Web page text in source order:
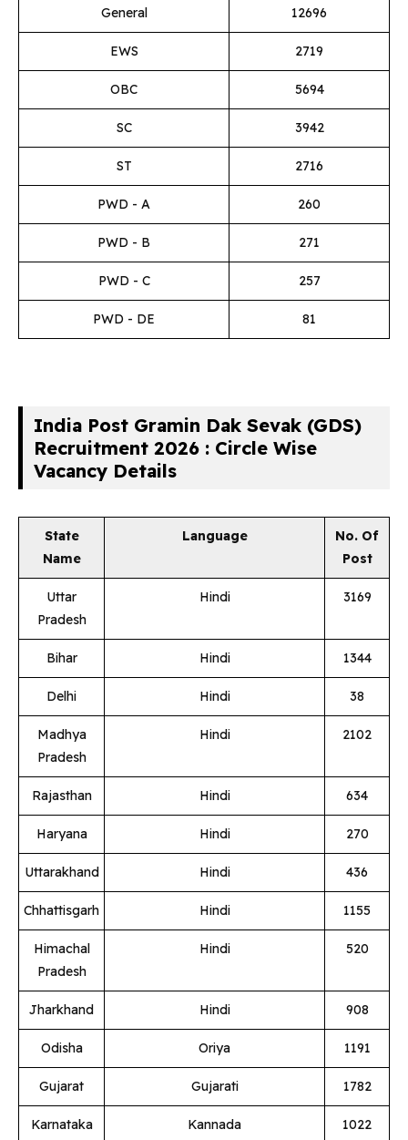
General 12696
EWS 2719
OBC 5694
SC 3942
ST 2716
PWD - A 260
PWD - B 271
PWD - C 257
PWD - DE 81
India Post Gramin Dak Sevak (GDS)
Recruitment 2026 : Circle Wise
Vacancy Details
State
Name
Language
No. Of
Post
Uttar
Pradesh
Hindi 3169
Bihar Hindi 1344
Delhi Hindi 38
Madhya
Pradesh
Hindi 2102
Rajasthan Hindi 634
Haryana Hindi 270
Uttarakhand Hindi 436
Chhattisgarh Hindi 1155
Himachal
Pradesh
Hindi 520
Jharkhand Hindi 908
Odisha Oriya 1191
Gujarat Gujarati 1782
Karnataka Kannada 1022